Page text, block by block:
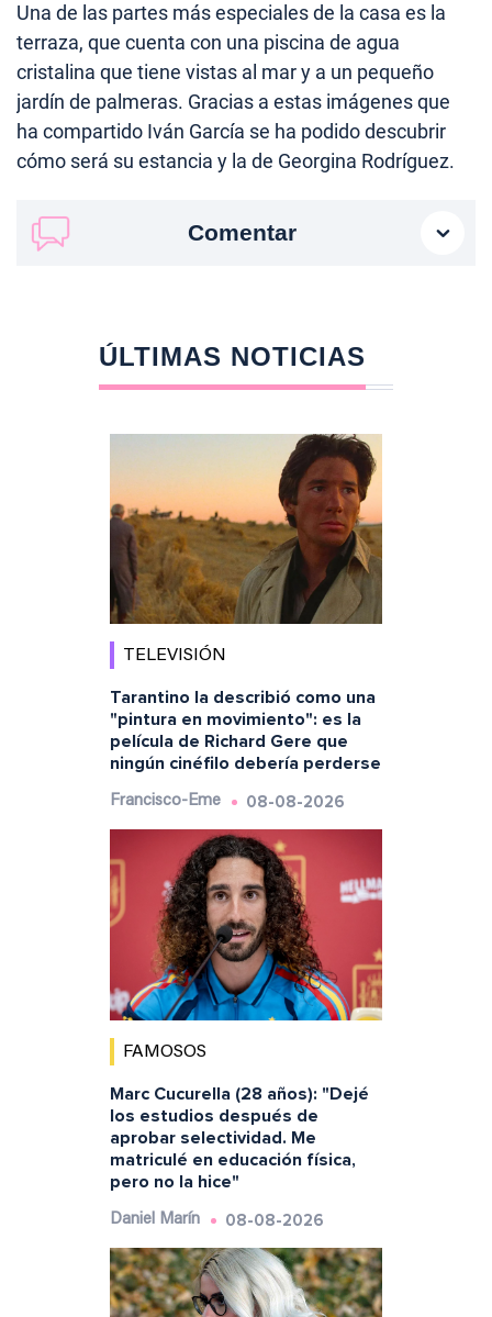
Una de las partes más especiales de la casa es la
terraza, que cuenta con una piscina de agua
cristalina que tiene vistas al mar y a un pequeño
jardín de palmeras. Gracias a estas imágenes que
ha compartido Iván García se ha podido descubrir
cómo será su estancia y la de Georgina Rodríguez.
Comentar
ÚLTIMAS NOTICIAS
TELEVISIÓN
Tarantino la describió como una
"pintura en movimiento": es la
película de Richard Gere que
ningún cinéfilo debería perderse
Francisco-Eme 08-08-2026
FAMOSOS
Marc Cucurella (28 años): "Dejé
los estudios después de
aprobar selectividad. Me
matriculé en educación física,
pero no la hice"
Daniel Marín 08-08-2026